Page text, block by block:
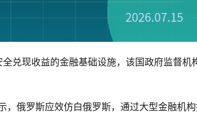
兑现收益的金融基础设施，该国政府监督机
俄罗斯应效仿白俄罗斯，通过大型金融机